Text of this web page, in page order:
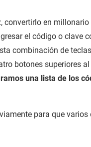
en
el código o clave
combinación de
botones superiores
una lista de los
para que